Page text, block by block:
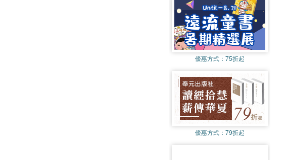
優惠方式： 75折起
優惠方式： 79折起